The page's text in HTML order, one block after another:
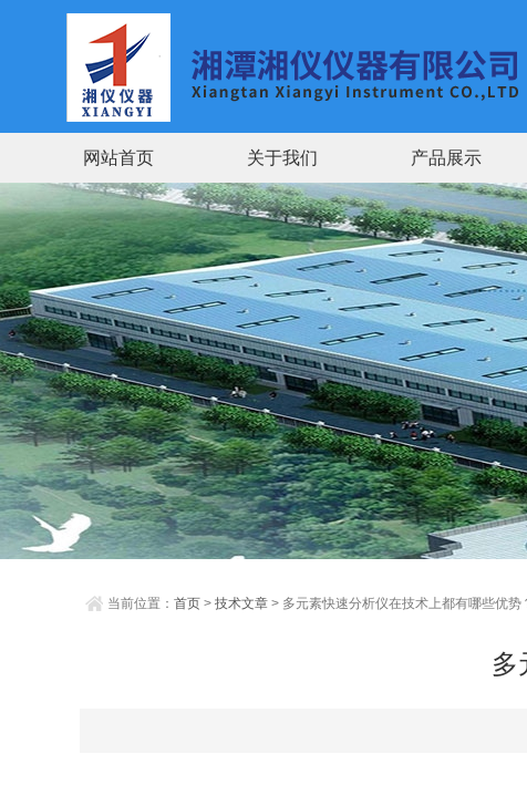
网站首页 关于我们 产品展示
当前位置： 首页 > 技术文章 > 多元素快速分析仪在技术上都有哪些优势
多